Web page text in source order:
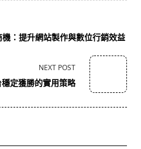
：提升網站製作與數位行銷效益
NEXT POST
定獲勝的實用策略